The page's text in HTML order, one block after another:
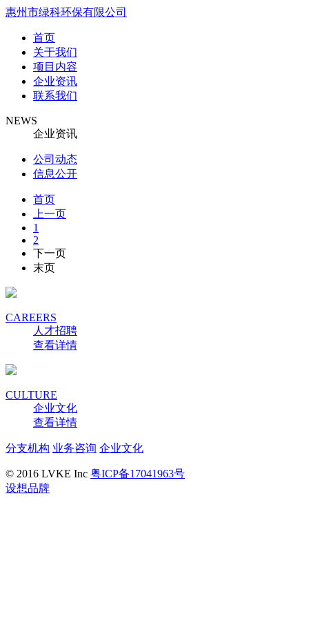
惠州市绿科环保有限公司
首页
关于我们
项目内容
企业资讯
联系我们
NEWS
企业资讯
公司动态
信息公开
首页
上一页
1
2
下一页
末页
CAREERS
人才招聘
查看详情
CULTURE
企业文化
查看详情
分支机构 业务咨询 企业文化
© 2016 LVKE Inc 粤ICP备17041963号
设想品牌